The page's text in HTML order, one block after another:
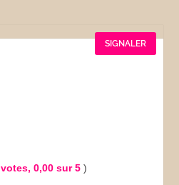
SIGNALER
votes,0,00 sur 5)